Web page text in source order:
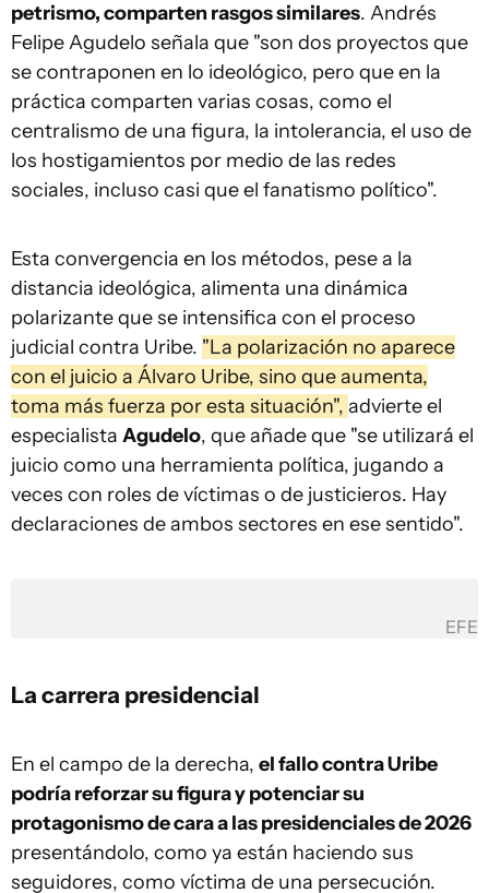
petrismo, comparten rasgos similares. Andrés
Felipe Agudelo señala que "son dos proyectos que
se contraponen en lo ideológico, pero que en la
práctica comparten varias cosas, como el
centralismo de una figura, la intolerancia, el uso de
los hostigamientos por medio de las redes
sociales, incluso casi que el fanatismo político".
Esta convergencia en los métodos, pese a la
distancia ideológica, alimenta una dinámica
polarizante que se intensifica con el proceso
judicial contra Uribe. "La polarización no aparece
con el juicio a Álvaro Uribe, sino que aumenta,
toma más fuerza por esta situación", advierte el
especialista Agudelo, que añade que "se utilizará el
juicio como una herramienta política, jugando a
veces con roles de víctimas o de justicieros. Hay
declaraciones de ambos sectores en ese sentido".
EFE
La carrera presidencial
En el campo de la derecha, el fallo contra Uribe
podría reforzar su figura y potenciar su
protagonismo de cara a las presidenciales de 2026
presentándolo, como ya están haciendo sus
seguidores, como víctima de una persecución.